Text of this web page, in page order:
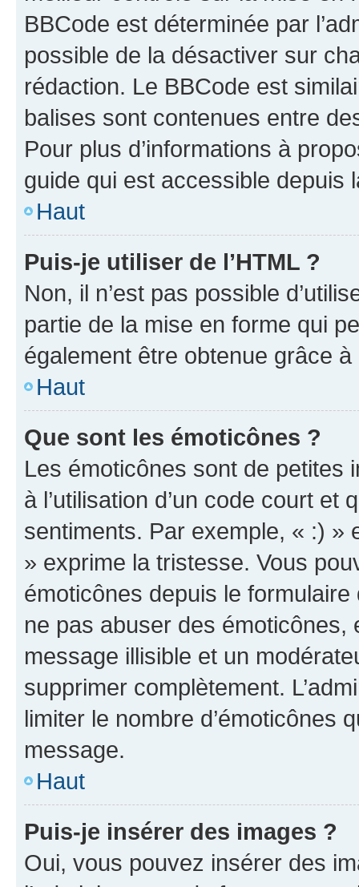
BBCode est déterminée par
possible de la désactiver sur
rédaction. Le BBCode est
balises sont contenues entre
Pour plus d’informations à
guide qui est accessible depuis
Haut
Puis-je utiliser de l’HTML ?
Non, il n’est pas possible
partie de la mise en forme qui
également être obtenue grâce à
Haut
Que sont les émoticônes ?
Les émoticônes sont de petites
à l’utilisation d’un code court et
sentiments. Par exemple, « :) »
» exprime la tristesse. Vous
émoticônes depuis le
ne pas abuser des
message illisible et un
supprimer complètement.
limiter le nombre d’émoticônes
message.
Haut
Puis-je insérer des images ?
Oui, vous pouvez insérer des